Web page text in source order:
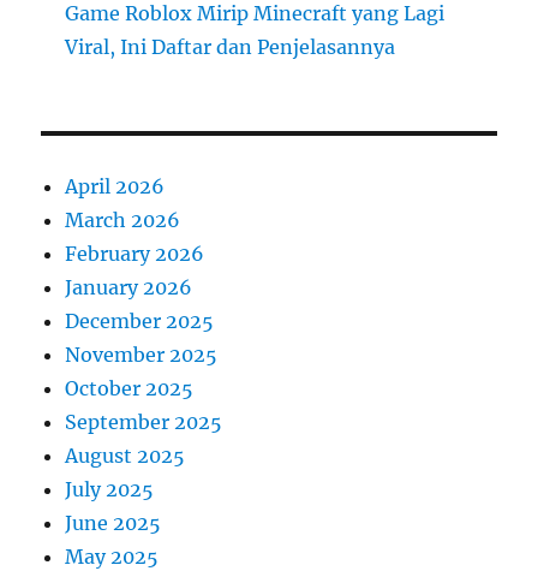
Game Roblox Mirip Minecraft yang Lagi
Viral, Ini Daftar dan Penjelasannya
April 2026
March 2026
February 2026
January 2026
December 2025
November 2025
October 2025
September 2025
August 2025
July 2025
June 2025
May 2025